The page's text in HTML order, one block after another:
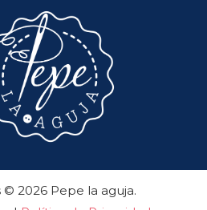
2026 Pepe la aguja.